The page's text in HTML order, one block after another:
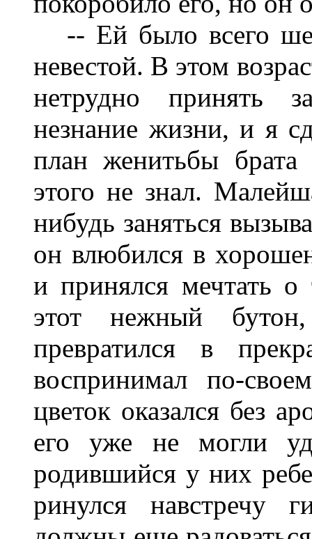
-- Ей было всего
невестой. В этом
нетрудно принять
незнание жизни, и я
план женитьбы
этого не знал.
нибудь заняться
он влюбился в
и принялся мечтать о
этот нежный
превратился в
воспринимал по-
цветок оказался без
его уже не могли
родившийся у них
ринулся навстречу